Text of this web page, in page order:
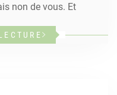
non de vous. Et